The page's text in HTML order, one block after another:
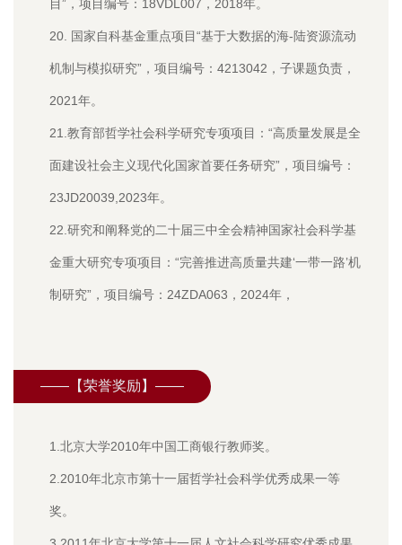
目”，项目编号：18VDL007，2018年。
20. 国家自科基金重点项目“基于大数据的海-陆资源流动
机制与模拟研究”，项目编号：4213042，子课题负责，
2021年。
21.教育部哲学社会科学研究专项项目：“高质量发展是全
面建设社会主义现代化国家首要任务研究”，项目编号：
23JD20039,2023年。
22.研究和阐释党的二十届三中全会精神国家社会科学基
金重大研究专项项目：“完善推进高质量共建‘一带一路’机
制研究”，项目编号：24ZDA063，2024年，
——【荣誉奖励】——
1.北京大学2010年中国工商银行教师奖。
2.2010年北京市第十一届哲学社会科学优秀成果一等
奖。